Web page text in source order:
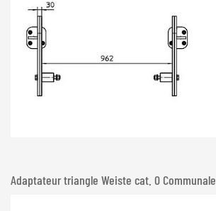
Adaptateur triangle Weiste cat. 0 Communale